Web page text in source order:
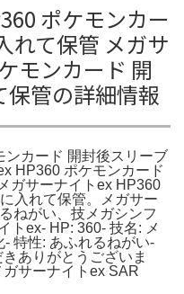
ポケモンカー
れて保管 メガサ
モンカード 開
保管の詳細情報
ンカード 開封後スリーブ
HP360 ポケモンカード
ガサーナイトex HP360
入れて保管。メガサー
ねがい、技メガシンフ
トex- HP: 360- 技名: メ
特性: あふれるねがい-
ありがとうございま
サーナイトex SAR